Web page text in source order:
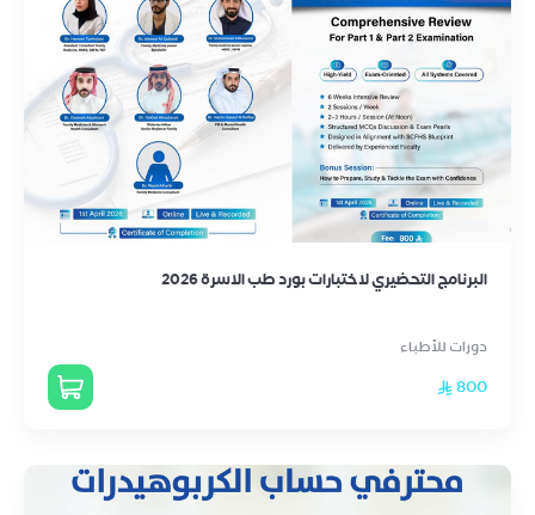
البرنامج التحضيري لاختبارات بورد طب الاسرة 2026
دورات للأطباء
800